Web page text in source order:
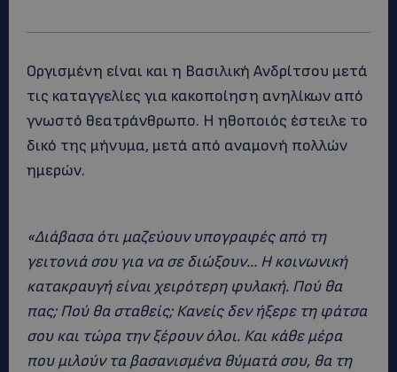
Οργισμένη είναι και η Βασιλική Ανδρίτσου μετά
τις καταγγελίες για κακοποίηση ανηλίκων από
γνωστό θεατράνθρωπο. Η ηθοποιός έστειλε το
δικό της μήνυμα, μετά από αναμονή πολλών
ημερών.
«Διάβασα ότι μαζεύουν υπογραφές από τη
γειτονιά σου για να σε διώξουν… Η κοινωνική
κατακραυγή είναι χειρότερη φυλακή. Πού θα
πας; Πού θα σταθείς; Κανείς δεν ήξερε τη φάτσα
σου και τώρα την ξέρουν όλοι. Και κάθε μέρα
που μιλούν τα βασανισμένα θύματά σου, θα τη